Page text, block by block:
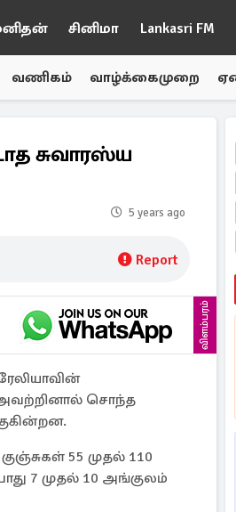
சினிமா Lankasri FM
வணிகம் வாழ்க்கைமுறை
சுவாரஸ்ய
5 years ago
Report
விளம்பரம்
அவற்றினால் சொந்த
55 முதல் 110
7 முதல் 10 அங்குலம்